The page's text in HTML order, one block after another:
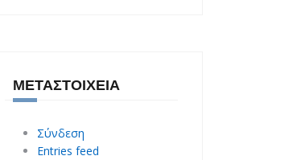
ΜΕΤΑΣΤΟΙΧΕΊΑ
Σύνδεση
Entries feed